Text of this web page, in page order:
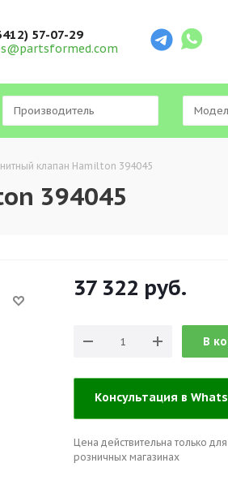
57-07-29
клапан Hamilton 394045
394045
37 322 руб.
В
Консультация в
Цена действительна только
розничных магазинах